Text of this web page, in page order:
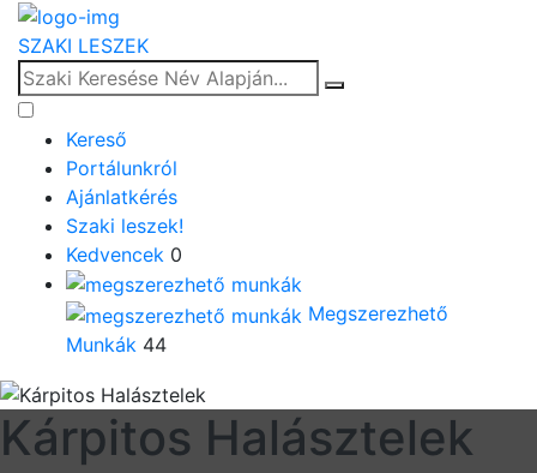
SZAKI LESZEK
Kereső
Portálunkról
Ajánlatkérés
Szaki leszek!
Kedvencek 0
Megszerezhető
Munkák 44
Kárpitos Halásztelek